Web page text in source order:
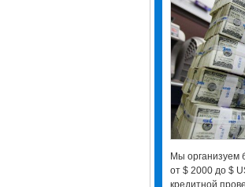
Мы организуем
от $ 2000 до $